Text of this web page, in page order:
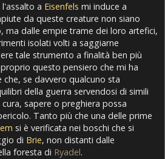
a Eisenfels mi induce a
da queste creature non siano
ma dalle empie trame dei loro artefici,
isolati volti a saggiarne
tale strumento a finalità ben più
questo pensiero che mi ha
che, se davvero qualcuno sta
della guerra servendosi di simili
sapere o preghiera possa
Tanto più che una delle prime
si è verificata nei boschi che si
di Brie, non distanti dalle
foresta di Ryadel.